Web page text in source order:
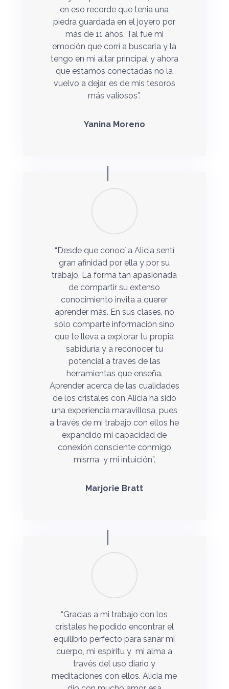
en eso recorde que tenia una
piedra guardada en el joyero por
más de 11 años. Tal fue mi
emoción que corrí a buscarla y la
tengo en mi altar principal y ahora
que estamos conectadas no la
vuelvo a dejar. es de mis tesoros
más valiosos”.
Yanina Moreno
“Desde que conocí a Alicia sentí
gran afinidad por ella y por su
trabajo. La forma tan apasionada
de compartir su extenso
conocimiento invita a querer
aprender más. En sus clases, no
sólo comparte información sino
que te lleva a explorar tu propia
sabiduría y a reconocer tu
potencial a través de las
herramientas que enseña.
Aprender acerca de las cualidades
de los cristales con Alicia ha sido
una experiencia maravillosa, pues
a través de mi trabajo con ellos he
expandido mi capacidad de
conexión consciente conmigo
misma y mi intuición”.
Marjorie Bratt
“Gracias a mi trabajo con los
cristales he podido encontrar el
equilibrio perfecto para sanar mi
cuerpo, mi espíritu y mi alma a
través del uso diario y
meditaciones con ellos. Alicia me